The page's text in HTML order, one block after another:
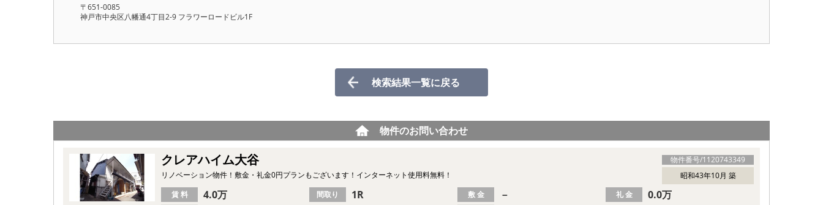
〒651-0085
神戸市中央区八幡通4丁目2-9 フラワーロードビル1F
検索結果一覧に戻る
物件のお問い合わせ
物件番号/1120743349
クレアハイム大谷
昭和43年10月 築
リノベーション物件！敷金・礼金0円プランもございます！インターネット使用料無料！
賃 料 4.0万 間取り 1R 敷 金 － 礼 金 0.0万